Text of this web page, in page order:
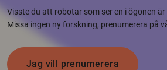
Visste du att robotar som ser en i ögonen
Missa ingen ny forskning, prenumerera på
Jag vill prenumerera